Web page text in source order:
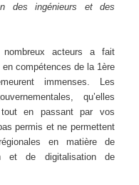
des ingénieurs et des
acteurs a fait
compétences de la 1ère
immenses. Les
qu’elles
en passant par vos
permis et ne permettent
en matière de
et de digitalisation de